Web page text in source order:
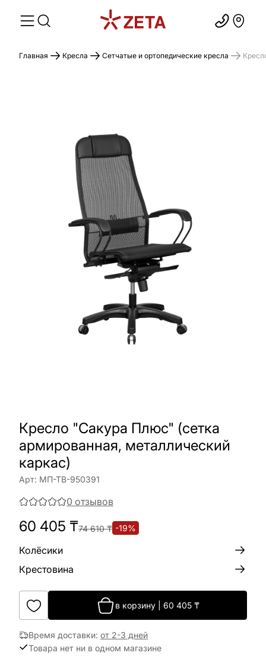
Главная Кресла Сетчатые и ортопедические кресла
Кресло "Сакура Плюс" (сетка
армированная, металлический
каркас)
Арт: МП-ТВ-950391
0 отзывов
60 405 ₸74 610₸ -19%
Колёсики
Крестовина
в корзину| 60 405₸
Время доставки: от 2-3 дней
Товара нет ни в одном магазине